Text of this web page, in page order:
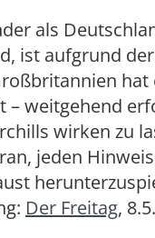
als
ist aufgrund
hat
weitgehend
wirken zu
jeden
Der Freitag,